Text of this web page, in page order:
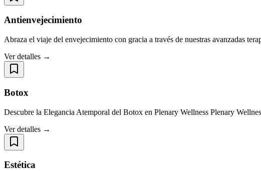
Antienvejecimiento
Abraza el viaje del envejecimiento con gracia a través de nuestras avanzadas
Ver detalles →
Botox
Descubre la Elegancia Atemporal del Botox en Plenary Wellness Plenary
Ver detalles →
Estética